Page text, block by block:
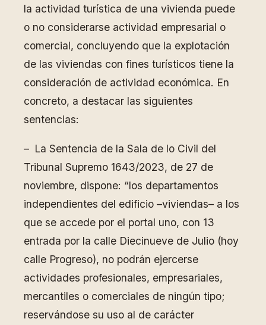
la actividad turística de una vivienda puede
o no considerarse actividad empresarial o
comercial, concluyendo que la explotación
de las viviendas con fines turísticos tiene la
consideración de actividad económica. En
concreto, a destacar las siguientes
sentencias:
– La Sentencia de la Sala de lo Civil del
Tribunal Supremo 1643/2023, de 27 de
noviembre, dispone: “los departamentos
independientes del edificio –viviendas– a los
que se accede por el portal uno, con 13
entrada por la calle Diecinueve de Julio (hoy
calle Progreso), no podrán ejercerse
actividades profesionales, empresariales,
mercantiles o comerciales de ningún tipo;
reservándose su uso al de carácter